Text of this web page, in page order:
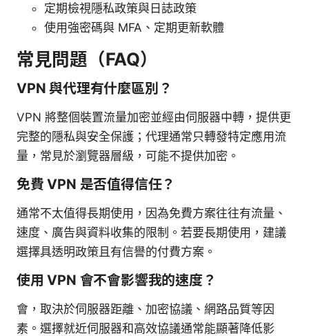
定期檢視隱私政策與日誌政策
使用強密碼與 MFA、定期更新軟體
常見問題（FAQ）
VPN 與代理有什麼區別？
VPN 將整個裝置流量加密並經由伺服器中轉，提供更
完整的隱私與安全保護；代理通常只轉發特定應用流
量，常見於瀏覽器層級，可能不提供加密。
免費 VPN 是否值得信任？
通常不太值得長期使用，因為免費方案往往有流量、
速度、廣告與資料收集的限制。若要長期使用，建議
選擇具透明政策且有信譽的付費方案。
使用 VPN 會不會影響我的速度？
會，取決於伺服器距離、加密協議、網路品質等因
素。選擇就近伺服器和高效協議通常能顯著降低影